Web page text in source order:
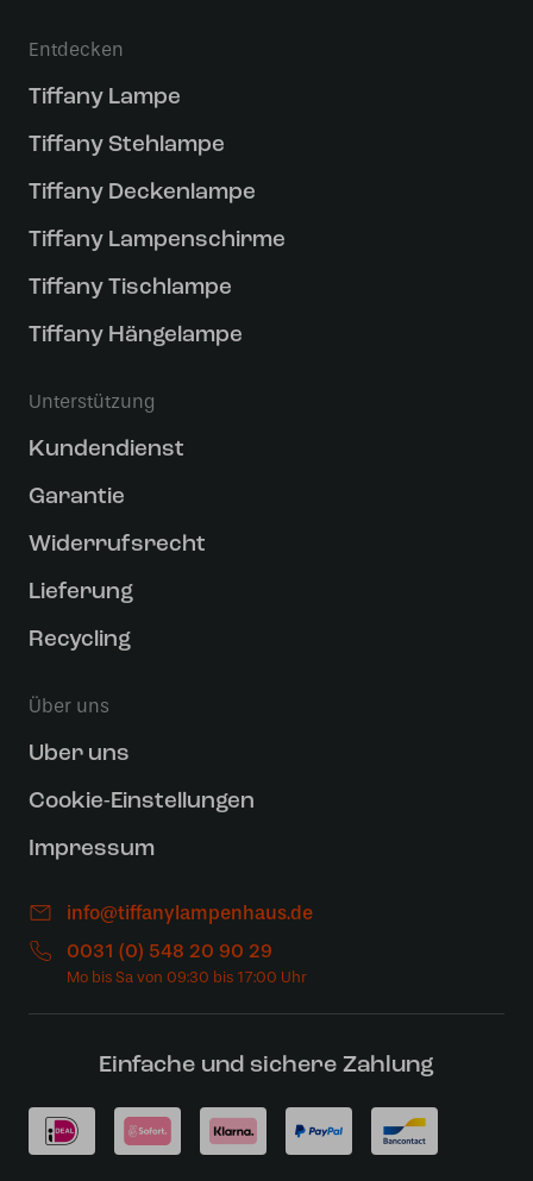
Entdecken
Tiffany Lampe
Tiffany Stehlampe
Tiffany Deckenlampe
Tiffany Lampenschirme
Tiffany Tischlampe
Tiffany Hängelampe
Unterstützung
Kundendienst
Garantie
Widerrufsrecht
Lieferung
Recycling
Über uns
Uber uns
Cookie-Einstellungen
Impressum
info@tiffanylampenhaus.de
0031 (0) 548 20 90 29
Einfache und sichere Zahlung